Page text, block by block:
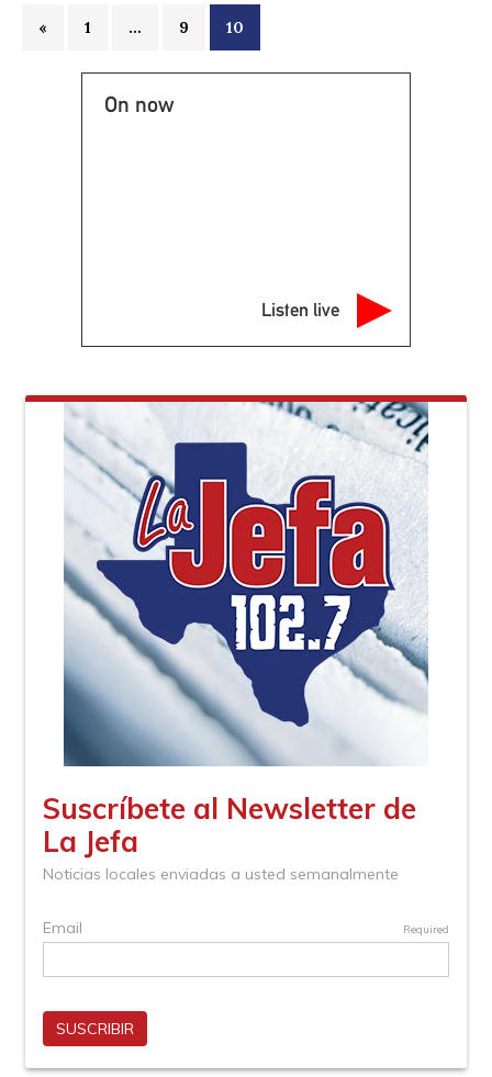
« 1 … 9 10
On now
Listen live